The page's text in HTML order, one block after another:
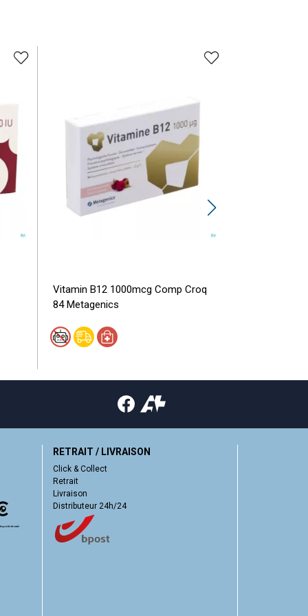
Vitamin B12 1000mcg Comp Croq
84 Metagenics
RETRAIT / LIVRAISON
Click & Collect
Retrait
Livraison
Distributeur 24h/24